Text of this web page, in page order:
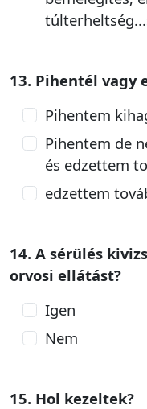
13. Pihentél vagy
Pihentem
Pihentem de
és edzettem
edzettem
14. A sérülés
orvosi ellátást?
Igen
Nem
15. Hol kezeltek?